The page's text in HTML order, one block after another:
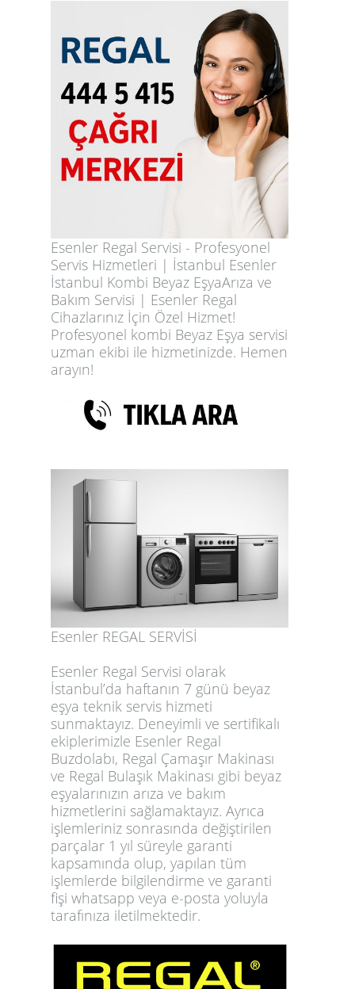
Esenler Regal Servisi - Profesyonel
Servis Hizmetleri | İstanbul Esenler
İstanbul Kombi Beyaz EşyaArıza ve
Bakım Servisi | Esenler Regal
Cihazlarınız İçin Özel Hizmet!
Profesyonel kombi Beyaz Eşya servisi
uzman ekibi ile hizmetinizde. Hemen
arayın!
Esenler REGAL SERVİSİ
Esenler Regal Servisi olarak
İstanbul’da haftanın 7 günü beyaz
eşya teknik servis hizmeti
sunmaktayız. Deneyimli ve sertifikalı
ekiplerimizle Esenler Regal
Buzdolabı, Regal Çamaşır Makinası
ve Regal Bulaşık Makinası gibi beyaz
eşyalarınızın arıza ve bakım
hizmetlerini sağlamaktayız. Ayrıca
işlemleriniz sonrasında değiştirilen
parçalar 1 yıl süreyle garanti
kapsamında olup, yapılan tüm
işlemlerde bilgilendirme ve garanti
fişi whatsapp veya e-posta yoluyla
tarafınıza iletilmektedir.